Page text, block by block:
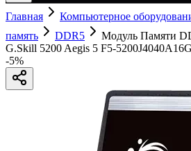
Главная Компьютерное
память
DDR5
Модуль Памяти
G.Skill 5200 Aegis 5 F5-
-5%